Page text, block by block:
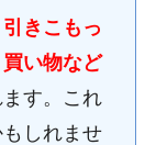
きこもっ
い物など
す。これ
しれませ